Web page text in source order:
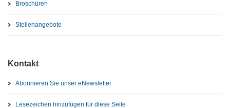
Broschüren
Stellenangebote
Kontakt
Abonnieren Sie unser eNewsletter
Lesezeichen hinzufügen für diese Seite